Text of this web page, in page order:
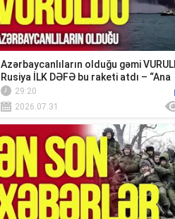
Azərbaycanlıların olduğu gəmi
Rusiya İLK DƏFƏ bu raketi atdı – “Ana
Xəbər”
29:20
2026.07.31